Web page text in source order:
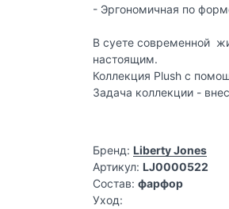
- Эргономичная по
В суете современной
настоящим.
Коллекция Plush с
Задача коллекции -
Бренд: Liberty Jones
Артикул: LJ0000522
Состав: фарфор
Уход: